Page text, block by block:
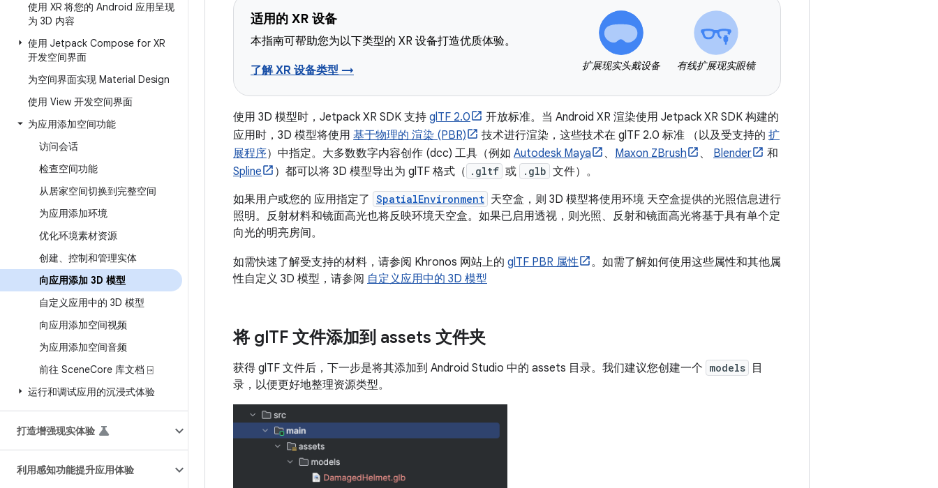
使用 XR 将您的 Android 应用呈现
为 3D 内容
使用 Jetpack Compose for XR
开发空间界面
为空间界面实现 Material Design
使用 View 开发空间界面
为应用添加空间功能
访问会话
检查空间功能
从居家空间切换到完整空间
为应用添加环境
优化环境素材资源
创建、控制和管理实体
向应用添加 3D 模型
自定义应用中的 3D 模型
向应用添加空间视频
为应用添加空间音频
前往 SceneCore 库文档 ⍈
运行和调试应用的沉浸式体验
打造增强现实体验
利用感知功能提升应用体验
适用的 XR 设备
本指南可帮助您为以下类型的 XR 设备打造优质体验。
了解 XR 设备类型 → 扩展现实头戴设备 有线扩展现实眼镜
使用 3D 模型时，Jetpack XR SDK 支持 glTF 2.0
开放标准。当 Android XR 渲染使用 Jetpack XR SDK 构建的
应用时，3D 模型将使用 基于物理的 渲染 (PBR) 技术进行渲染，这些技术在 glTF 2.0 标准 （以及受支持的 扩
展程序）中指定。大多数数字内容创作 (dcc) 工具（例如 Autodesk Maya 、 Maxon ZBrush 、 Blender
和
Spline
）都可以将 3D 模型导出为 glTF 格式（ .gltf 或 .glb 文件）。
如果用户或您的 应用指定了 SpatialEnvironment 天空盒，则 3D 模型将使用环境 天空盒提供的光照信息进行
照明。反射材料和镜面高光也将反映环境天空盒。如果已启用透视，则光照、反射和镜面高光将基于具有单个定
向光的明亮房间。
如需快速了解受支持的材料，请参阅 Khronos 网站上的 glTF PBR 属性
。如需了解如何使用这些属性和其他属
性自定义 3D 模型，请参阅 自定义应用中的 3D 模型
将 glTF 文件添加到 assets 文件夹
获得 glTF 文件后，下一步是将其添加到 Android Studio 中的 assets 目录。我们建议您创建一个 models
目
录，以便更好地整理资源类型。